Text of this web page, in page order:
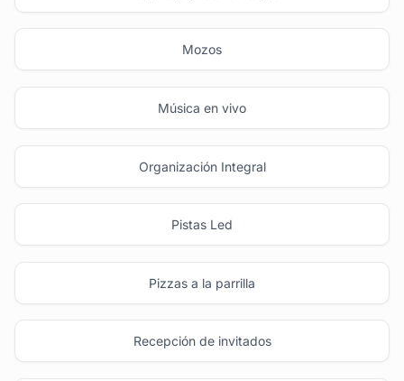
Mozos
Música en vivo
Organización Integral
Pistas Led
Pizzas a la parrilla
Recepción de invitados